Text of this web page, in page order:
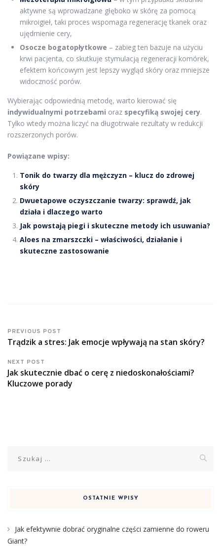
aktywne są wprowadzane głęboko w skórę za pomocą
mikroigieł, taki proces wspomaga regenerację tkanek oraz
ujędrnienie cery,
Osocze bogatopłytkowe – zabieg ten bazuje na użyciu
krwi pacjenta, co skutkuje stymulacją regeneracji komórek,
efektem końcowym jest lepszy wygląd skóry oraz mniejsze
widoczność porów.
Wybierając odpowiednią metodę, warto kierować się
indywidualnymi potrzebami oraz specyfiką swojej cery.
Tylko wtedy można liczyć na długotrwałe rezultaty w redukcji
rozszerzonych porów.
Powiązane wpisy:
Tonik do twarzy dla mężczyzn – klucz do zdrowej
skóry
Dwuetapowe oczyszczanie twarzy: sprawdź, jak
działa i dlaczego warto
Jak powstają piegi i skuteczne metody ich usuwania?
Aloes na zmarszczki – właściwości, działanie i
skuteczne zastosowanie
PREVIOUS POST
Trądzik a stres: Jak emocje wpływają na stan skóry?
NEXT POST
Jak skutecznie dbać o cerę z niedoskonałościami?
Kluczowe porady
OSTATNIE WPISY
Jak efektywnie dobrać oryginalne części zamienne do roweru
Giant?